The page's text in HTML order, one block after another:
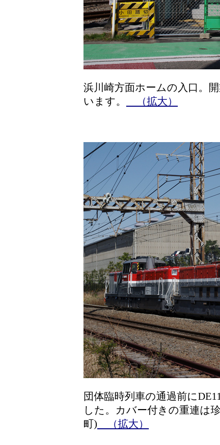
浜川崎方面ホームの入口。
います。
（拡大）
団体臨時列車の通過前に
した。カバー付きの重連は
町) （拡大）